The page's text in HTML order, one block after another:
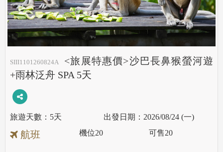
SIII1101260824A
<旅展特惠價>沙巴長鼻猴螢河遊
+雨林泛舟 SPA 5天
5天 2026/08/24 (一)
航班 機位20 可售20